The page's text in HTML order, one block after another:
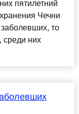
пятилетний
Чечни
то
среди них